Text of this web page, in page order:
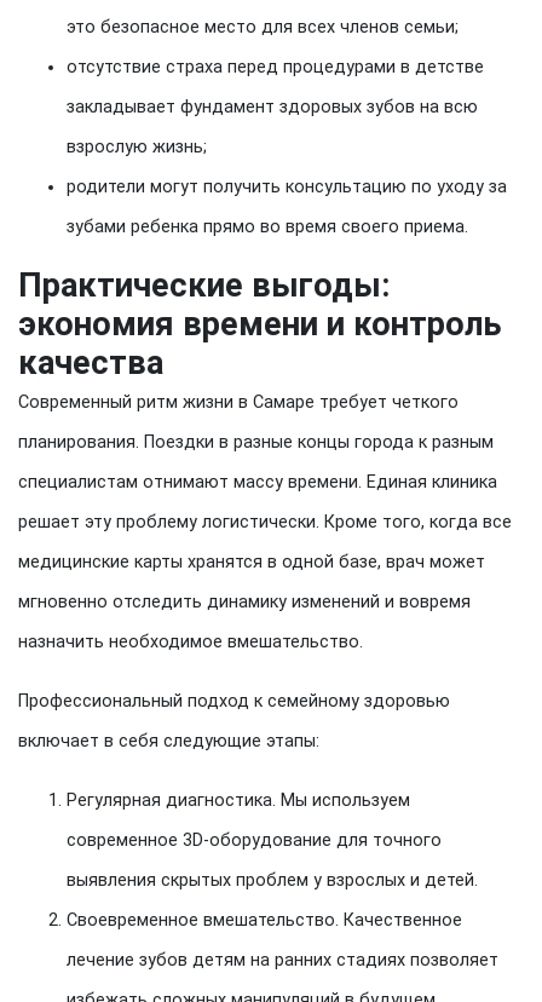
это безопасное место для всех членов семьи;
отсутствие страха перед процедурами в детстве
закладывает фундамент здоровых зубов на всю
взрослую жизнь;
родители могут получить консультацию по уходу за
зубами ребенка прямо во время своего приема.
Практические выгоды:
экономия времени и контроль
качества
Современный ритм жизни в Самаре требует четкого
планирования. Поездки в разные концы города к разным
специалистам отнимают массу времени. Единая клиника
решает эту проблему логистически. Кроме того, когда все
медицинские карты хранятся в одной базе, врач может
мгновенно отследить динамику изменений и вовремя
назначить необходимое вмешательство.
Профессиональный подход к семейному здоровью
включает в себя следующие этапы:
Регулярная диагностика. Мы используем
современное 3D-оборудование для точного
выявления скрытых проблем у взрослых и детей.
Своевременное вмешательство. Качественное
лечение зубов детям на ранних стадиях позволяет